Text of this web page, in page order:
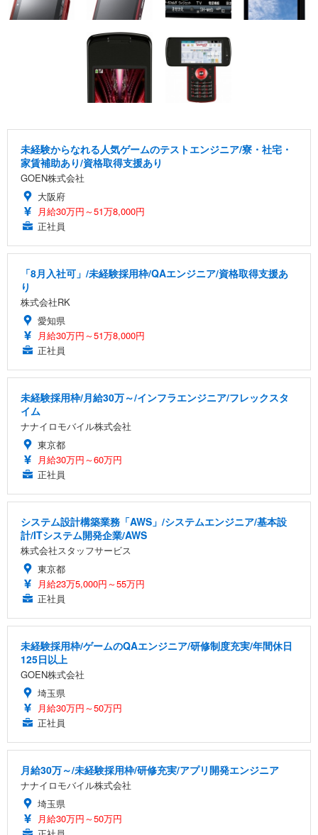
未経験からなれる人気ゲームのテストエンジニア/寮・社宅・
家賃補助あり/資格取得支援あり
GOEN株式会社
大阪府
月給30万円～51万8,000円
正社員
「8月入社可」/未経験採用枠/QAエンジニア/資格取得支援あ
り
株式会社RK
愛知県
月給30万円～51万8,000円
正社員
未経験採用枠/月給30万～/インフラエンジニア/フレックスタ
イム
ナナイロモバイル株式会社
東京都
月給30万円～60万円
正社員
システム設計構築業務「AWS」/システムエンジニア/基本設
計/ITシステム開発企業/AWS
株式会社スタッフサービス
東京都
月給23万5,000円～55万円
正社員
未経験採用枠/ゲームのQAエンジニア/研修制度充実/年間休日
125日以上
GOEN株式会社
埼玉県
月給30万円～50万円
正社員
月給30万～/未経験採用枠/研修充実/アプリ開発エンジニア
ナナイロモバイル株式会社
埼玉県
月給30万円～50万円